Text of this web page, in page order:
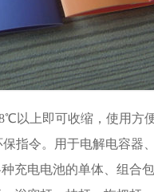
以上即可收缩，使用方
指令。用于电解电容器
充电电池的单体、组合